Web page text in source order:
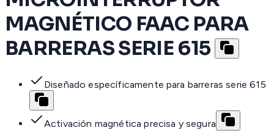
MAGNÉTICO FAAC PARA
BARRERAS SERIE 615
Diseñado específicamente para barreras serie 615
Activación magnética precisa y segura